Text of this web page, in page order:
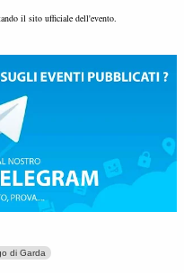
il sito ufficiale dell'evento.
di Garda